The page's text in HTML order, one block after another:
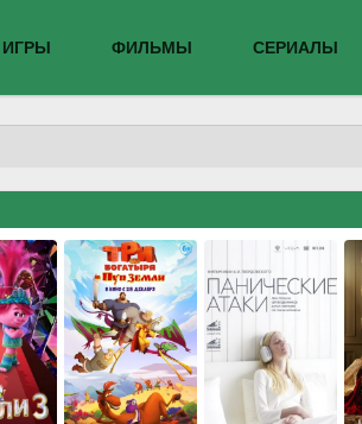
ИГРЫ ФИЛЬМЫ СЕРИАЛЫ